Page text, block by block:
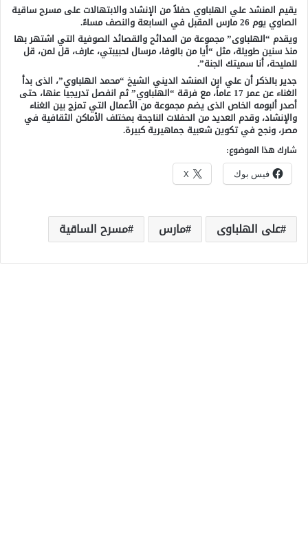
يقيم المنشد علي الهلباوي حفلاً من الإنشاد والابتهالات على مسرح ساقية
الصاوي يوم 26 مارس المقبل في السابعة والنصف مساءً.
ويقدم “الهلباوى” مجموعة من المدائح والقصائد الصوفية التي اشتهر بها
منذ سنين طويلة، مثل “أيا من بالوفا، مرسال لحبيبتي، عارف، قل لمن، قل
للمليحة، أنا سميتك الجنة”.
جدير بالذكر أن علي ابن المنشد الديني الشيخ “محمد الهلباوي”، الذى بدأ
الغناء عن عمر 17 عاماً، مع فرقة “الهلباوي” ثم انفصل تدريجيا عنها، حتى
أصدر ألبومه الخاص الذى يضم مجموعة من الأعمال التي تمزج بين الغناء
والإنشاد، وقدم العديد من الحفلات الناجحة بمختلف الأماكن الثقافية في
مصر، ونجح في تكوين شعبية جماهيرية كبيرة.
شارك هذا الموضوع:
فيس بوك X
على الهلباوى مارس مسرح الساقية